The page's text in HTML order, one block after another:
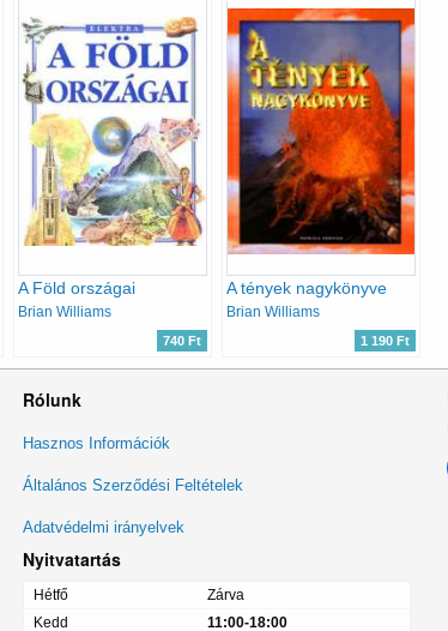
A Föld országai
Brian Williams
740 Ft
A tények nagykönyve
Brian Williams
1 190 Ft
Rólunk
Lábléc
menü
Hasznos Információk
Általános Szerződési Feltételek
Adatvédelmi irányelvek
Nyitvatartás
Hétfő
Zárva
Kedd
11:00-18:00